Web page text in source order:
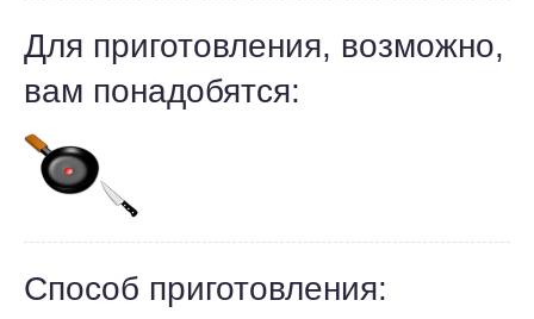
Для приготовления, возможно,
вам понадобятся:
Способ приготовления: